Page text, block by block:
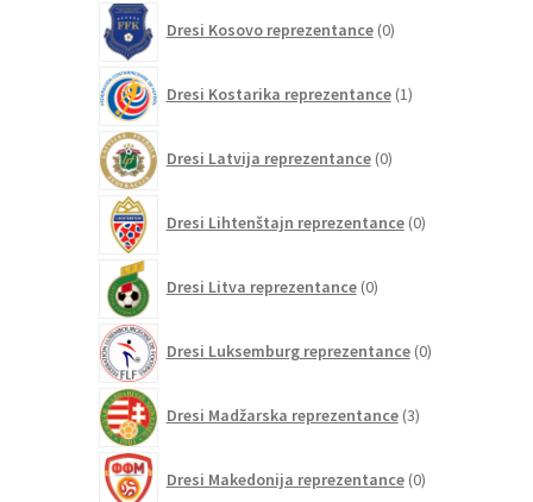
Dresi Kosovo reprezentance 0izdelkov
Dresi Kostarika reprezentance 1izdelek
Dresi Latvija reprezentance 0izdelkov
Dresi Lihtenštajn reprezentance 0izdelkov
Dresi Litva reprezentance 0izdelkov
Dresi Luksemburg reprezentance 0izdelkov
Dresi Madžarska reprezentance 3izdelki
Dresi Makedonija reprezentance 0izdelkov